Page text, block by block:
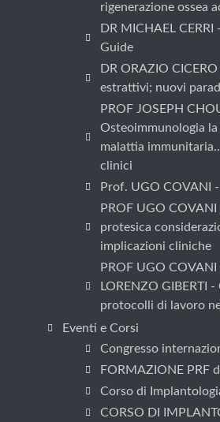
rigenerazione ossea
DR MICHAEL
Guide
DR ORAZIO
estrattivi; nuovi
PROF JOSEPH
Osteoimmunologia
malattia
clinici
Prof. UGO COVANI
PROF UGO
protesica
implicazioni cliniche
PROF UGO
LORENZO GIBERTI
protocolli di lavoro
Eventi e Corsi
Congresso
FORMAZIONE PRF
Corso di
CORSO DI